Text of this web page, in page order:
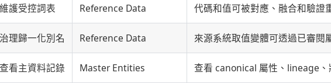
維護受控詞表 Reference Data 代碼和值可被對應、融合和驗證
治理歸一化別名 Reference Data 來源系統取值變體可透過已審閱
查看主資料記錄 Master Entities 查看 canonical 屬性、lineage